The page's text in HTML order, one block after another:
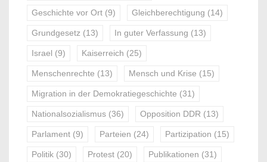
Geschichte vor Ort (9) Gleichberechtigung (14)
Grundgesetz (13) In guter Verfassung (13)
Israel (9) Kaiserreich (25)
Menschenrechte (13) Mensch und Krise (15)
Migration in der Demokratiegeschichte (31)
Nationalsozialismus (36) Opposition DDR (13)
Parlament (9) Parteien (24) Partizipation (15)
Politik (30) Protest (20) Publikationen (31)